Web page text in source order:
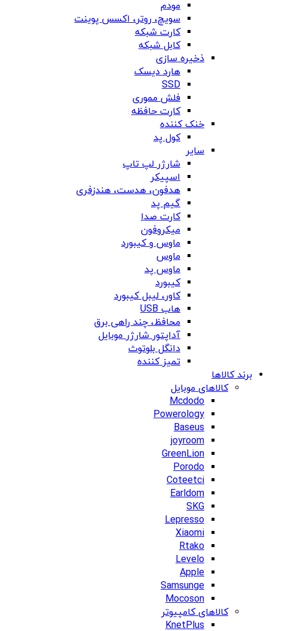
مودم
سویچ، روتر، اکسس پوینت
کارت شبکه
کابل شبکه
ذخیره سازی
هارد دیسک
SSD
فلش مموری
کارت حافظه
خنک کننده
کول پد
سایر
شارژر لپ تاپ
اسپیکر
هدفون، هدست، هندزفری
گیم پد
کارت صدا
میکروفون
ماوس و کیبورد
ماوس
ماوس پد
کیبورد
کاور، لیبل کیبورد
هاب USB
محافظ، چند راهی برق
آداپتور شارژر موبایل
دانگل بلوتوث
تمیز کننده
برند کالاها
کالاهای موبایل
Mcdodo
Powerology
Baseus
joyroom
GreenLion
Porodo
Coteetci
Earldom
SKG
Lepresso
Xiaomi
Rtako
Levelo
Apple
Samsunge
Mocoson
کالاهای کامپیوتر
KnetPlus